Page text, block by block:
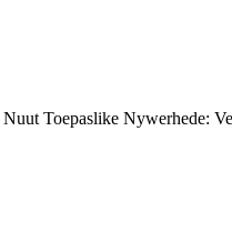
Toepaslike Nywerhede: